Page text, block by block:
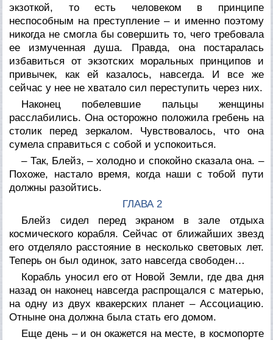
экзоткой, то есть человеком в принципе
неспособным на преступление – и именно поэтому
никогда не смогла бы совершить то, чего требовала
ее измученная душа. Правда, она постаралась
избавиться от экзотских моральных принципов и
привычек, как ей казалось, навсегда. И все же
сейчас у нее не хватало сил переступить через них.
Наконец побелевшие пальцы женщины
расслабились. Она осторожно положила гребень на
столик перед зеркалом. Чувствовалось, что она
сумела справиться с собой и успокоиться.
– Так, Блейз, – холодно и спокойно сказала она. –
Похоже, настало время, когда наши с тобой пути
должны разойтись.
ГЛАВА 2
Блейз сидел перед экраном в зале отдыха
космического корабля. Сейчас от ближайших звезд
его отделяло расстояние в несколько световых лет.
Теперь он был одинок, зато навсегда свободен…
Корабль уносил его от Новой Земли, где два дня
назад он наконец навсегда распрощался с матерью,
на одну из двух квакерских планет – Ассоциацию.
Отныне она должна была стать его домом.
Еще день – и он окажется на месте, в космопорте